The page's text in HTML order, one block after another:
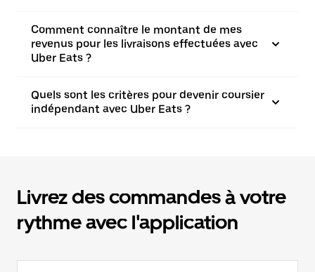
Comment connaître le montant de mes
revenus pour les livraisons effectuées avec
Uber Eats ?
Quels sont les critères pour devenir coursier
indépendant avec Uber Eats ?
Livrez des commandes à votre
rythme avec l'application